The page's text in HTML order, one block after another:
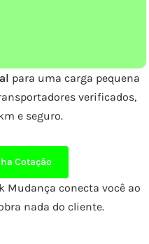
para uma carga pequena
verificados,
e seguro.
Cotação
Mudança conecta você ao
nada do cliente.